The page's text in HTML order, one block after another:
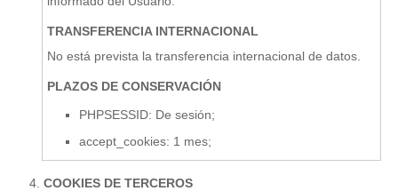
TRANSFERENCIA INTERNACIONAL
No está prevista la transferencia internacional de datos.
PLAZOS DE CONSERVACIÓN
PHPSESSID: De sesión;
accept_cookies: 1 mes;
COOKIES DE TERCEROS